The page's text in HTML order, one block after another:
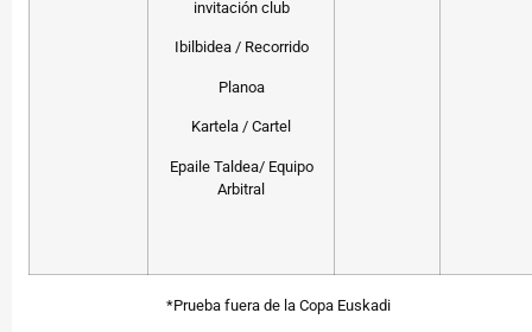
invitación club
Ibilbidea / Recorrido
Planoa
Kartela / Cartel
Epaile Taldea/ Equipo
Arbitral
*Prueba fuera de la Copa Euskadi